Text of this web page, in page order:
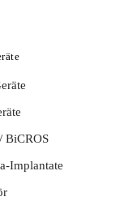
BiCROS
Implantate